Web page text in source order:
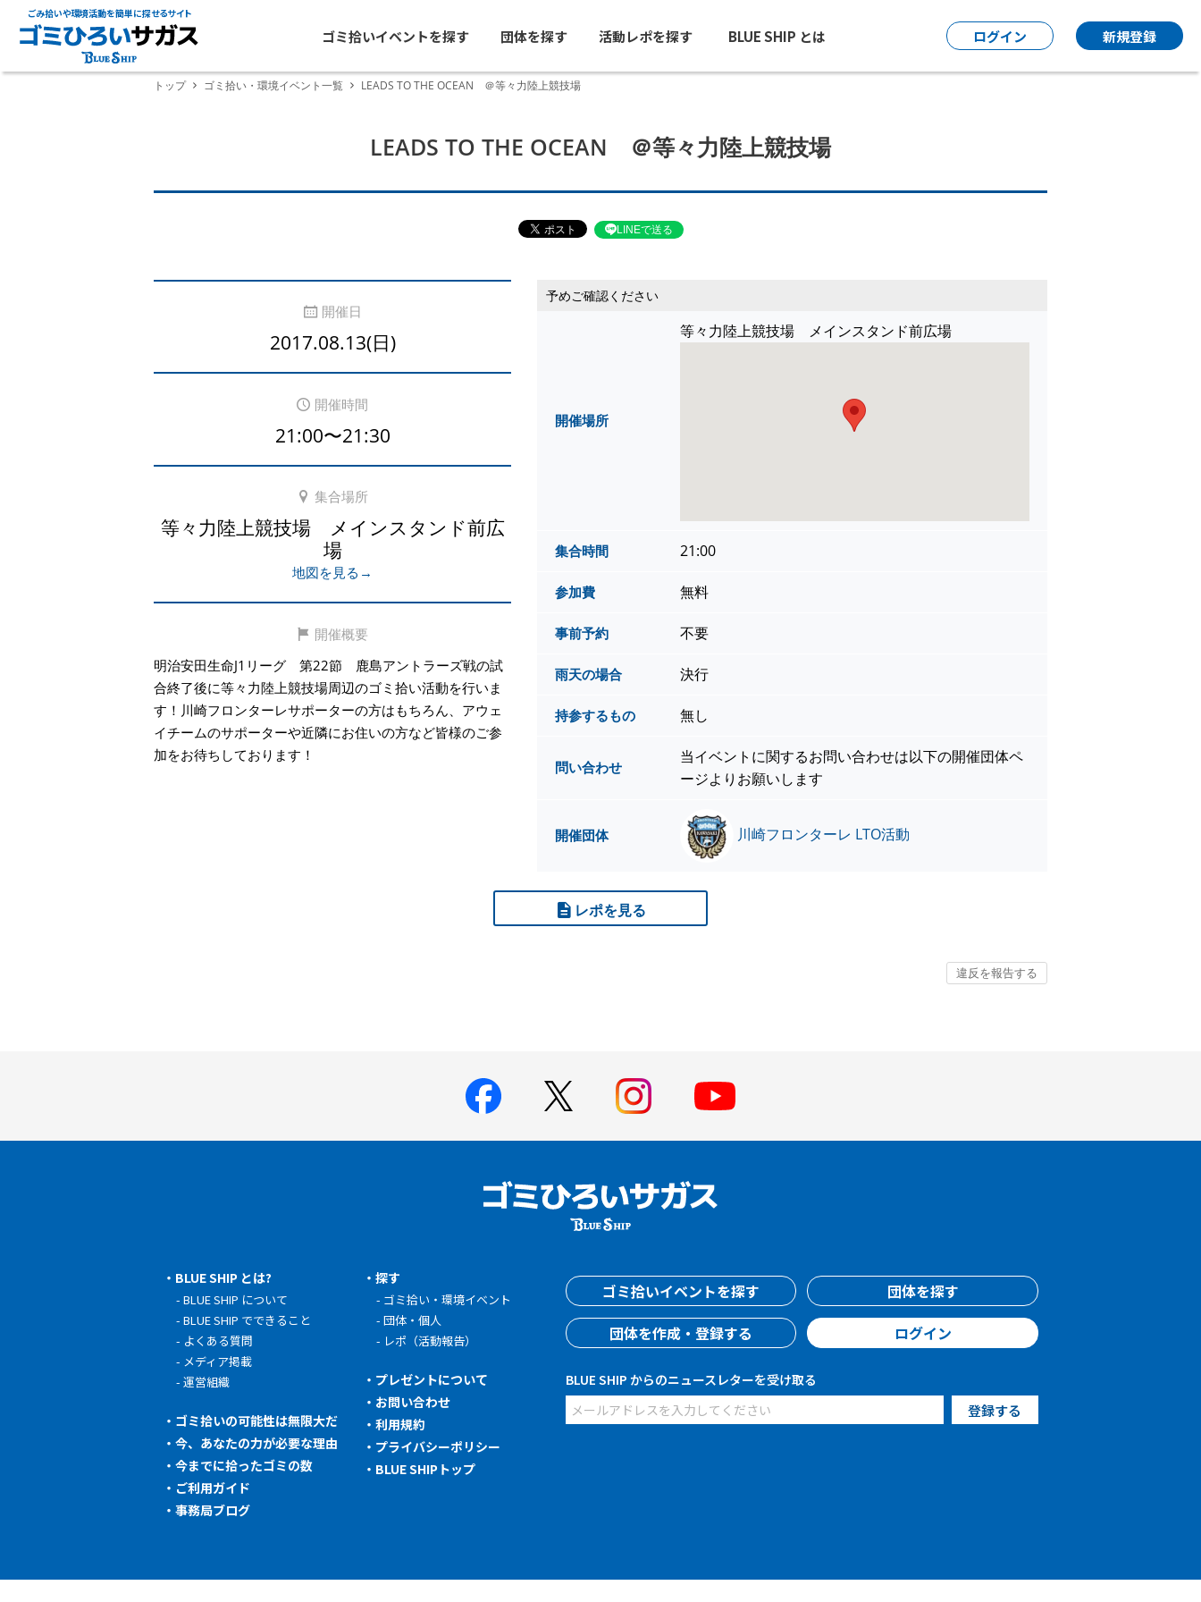
ごみ拾いや環境活動を簡単に探せるサイト
ゴミ拾いイベントを探す 団体を探す 活動レポを探す BLUE SHIP とは ログイン 新規登録
トップ ゴミ拾い・環境イベント一覧 LEADS TO THE OCEAN ＠等々力陸上競技場
LEADS TO THE OCEAN ＠等々力陸上競技場
LINEで送る
開催日
2017.08.13(日)
開催時間
21:00〜21:30
集合場所
等々力陸上競技場 メインスタンド前広
場
地図を見る→
開催概要
明治安田生命J1リーグ 第22節 鹿島アントラーズ戦の試
合終了後に等々力陸上競技場周辺のゴミ拾い活動を行いま
す！川崎フロンターレサポーターの方はもちろん、アウェ
イチームのサポーターや近隣にお住いの方など皆様のご参
加をお待ちしております！
予めご確認ください
開催場所
等々力陸上競技場 メインスタンド前広場
集合時間 21:00
参加費 無料
事前予約 不要
雨天の場合 決行
持参するもの 無し
問い合わせ
当イベントに関するお問い合わせは以下の開催団体ペ
ージよりお願いします
開催団体 川崎フロンターレ LTO活動
レポを見る
BLUE SHIP とは?
BLUE SHIP について
BLUE SHIP でできること
よくある質問
メディア掲載
運営組織
ゴミ拾いの可能性は無限大だ
今、あなたの力が必要な理由
今までに拾ったゴミの数
ご利用ガイド
事務局ブログ
探す
ゴミ拾い・環境イベント
団体・個人
レポ（活動報告）
プレゼントについて
お問い合わせ
利用規約
プライバシーポリシー
BLUE SHIPトップ
ゴミ拾いイベントを探す
団体を探す
団体を作成・登録する
ログイン
BLUE SHIP からのニュースレターを受け取る